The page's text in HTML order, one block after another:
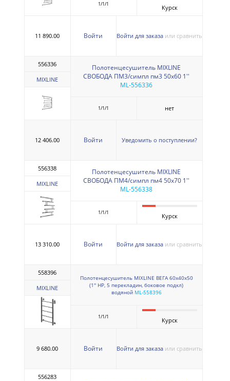
1/1/1 Курск
11 890.00 Войти Войти для заказа или сравнить
556336
MIXLINE
Полотенцесушитель MIXLINE
СВОБОДА ПМ3/симпл пм3 50х60 1''
ML-556336
1/1/1 нет
12 406.00 Войти Уведомить о поступлении?
556338
MIXLINE
Полотенцесушитель MIXLINE
СВОБОДА ПМ4/симпл пм4 50х70 1''
ML-556338
1/1/1 Курск
13 310.00 Войти Войти для заказа или сравнить
558396
MIXLINE
Полотенцесушитель MIXLINE ВЕГА 60х40х50
(1'' НР, 5 перекладин, боковое подкл)
водяной ML-558396
1/1/1 Курск
9 680.00 Войти Войти для заказа или сравнить
556283